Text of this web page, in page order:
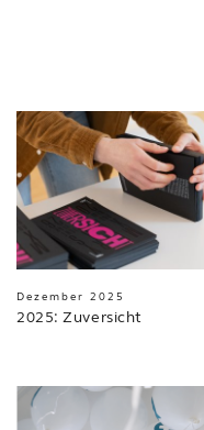
Dezember 2025
2025: Zuversicht